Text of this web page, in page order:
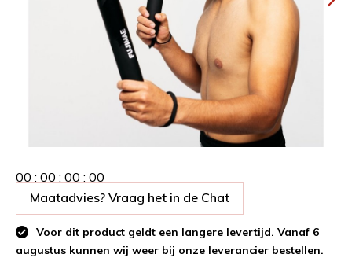
00 : 00 : 00 : 00
Maatadvies? Vraag het in de Chat
Voor dit product geldt een langere levertijd. Vanaf 6
augustus kunnen wij weer bij onze leverancier bestellen.